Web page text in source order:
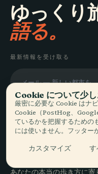
ゆっくり
語る。
最新情報を受け取る
Audiala
Cookie について少し
厳密に必要な Cookie はナ
Cookie（PostHog、
ているかを把握するための
には使いません。フッター
カスタマイズ す